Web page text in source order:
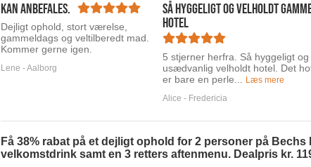
Kan anbefales.
Dejligt ophold, stort værelse,
gammeldags og veltilberedt mad.
Kommer gerne igen.
Lene - Aalborg
Så hyggeligt og velholdt
hotel
5 stjerner herfra. Så hyggeligt og
usædvanlig velholdt hotel. Det
er bare en perle...
Læs mere
Alice - Fredericia
Få 38% rabat på et dejligt ophold for 2 personer på
velkomstdrink samt en 3 retters aftenmenu. Dealpris kr.